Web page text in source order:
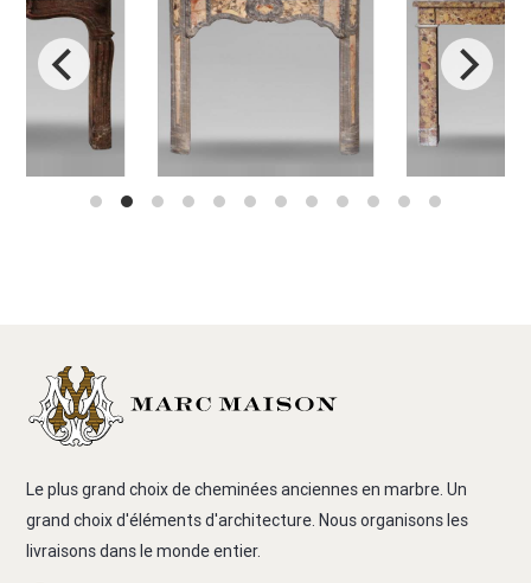
Le plus grand choix de cheminées anciennes en marbre. Un
grand choix d'éléments d'architecture. Nous organisons les
livraisons dans le monde entier.